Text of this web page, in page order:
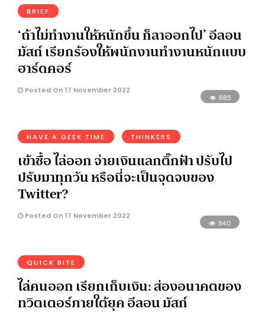
BRIEF
‘ถ้าไม่ทำงานให้หนักขึ้น ก็ลาออกไป’ อีลอน
มัสก์ เรียกร้องให้พนักงานทำงานหนักแบบ
ฮาร์ดคอร์
Posted On 17 November 2022
885
HAVE A GEEK TIME THINKERS
เข้าซื้อ ไล่ออก จ่ายเงินแลกติ๊กฟ้า ปรับไป
ปรับมาทุกวัน หรือนี่จะเป็นจุดจบของ
Twitter?
Posted On 17 November 2022
840
QUICK BITE
ไล่คนออก เรียกเก็บเงิน: ส่องอนาคตของ
ทวิตเตอร์ภายใต้ยุค อีลอน มัสก์